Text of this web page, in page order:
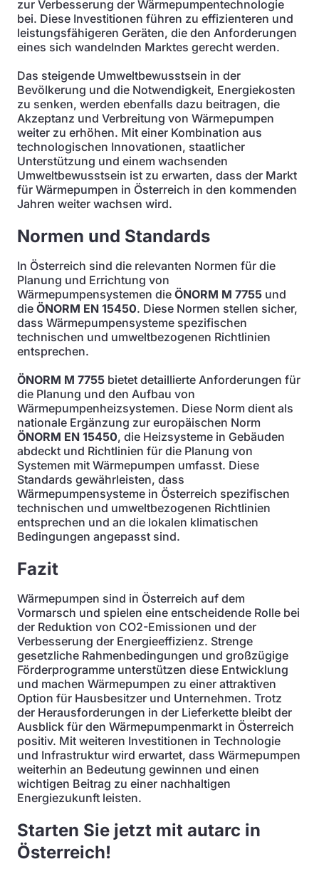
zur Verbesserung der Wärmepumpentechnologie
bei. Diese Investitionen führen zu effizienteren und
leistungsfähigeren Geräten, die den Anforderungen
eines sich wandelnden Marktes gerecht werden.
Das steigende Umweltbewusstsein in der
Bevölkerung und die Notwendigkeit, Energiekosten
zu senken, werden ebenfalls dazu beitragen, die
Akzeptanz und Verbreitung von Wärmepumpen
weiter zu erhöhen. Mit einer Kombination aus
technologischen Innovationen, staatlicher
Unterstützung und einem wachsenden
Umweltbewusstsein ist zu erwarten, dass der Markt
für Wärmepumpen in Österreich in den kommenden
Jahren weiter wachsen wird.
Normen und Standards
In Österreich sind die relevanten Normen für die
Planung und Errichtung von
Wärmepumpensystemen die ÖNORM M 7755 und
die ÖNORM EN 15450. Diese Normen stellen sicher,
dass Wärmepumpensysteme spezifischen
technischen und umweltbezogenen Richtlinien
entsprechen.
ÖNORM M 7755 bietet detaillierte Anforderungen für
die Planung und den Aufbau von
Wärmepumpenheizsystemen. Diese Norm dient als
nationale Ergänzung zur europäischen Norm
ÖNORM EN 15450, die Heizsysteme in Gebäuden
abdeckt und Richtlinien für die Planung von
Systemen mit Wärmepumpen umfasst. Diese
Standards gewährleisten, dass
Wärmepumpensysteme in Österreich spezifischen
technischen und umweltbezogenen Richtlinien
entsprechen und an die lokalen klimatischen
Bedingungen angepasst sind.
Fazit
Wärmepumpen sind in Österreich auf dem
Vormarsch und spielen eine entscheidende Rolle bei
der Reduktion von CO2-Emissionen und der
Verbesserung der Energieeffizienz. Strenge
gesetzliche Rahmenbedingungen und großzügige
Förderprogramme unterstützen diese Entwicklung
und machen Wärmepumpen zu einer attraktiven
Option für Hausbesitzer und Unternehmen. Trotz
der Herausforderungen in der Lieferkette bleibt der
Ausblick für den Wärmepumpenmarkt in Österreich
positiv. Mit weiteren Investitionen in Technologie
und Infrastruktur wird erwartet, dass Wärmepumpen
weiterhin an Bedeutung gewinnen und einen
wichtigen Beitrag zu einer nachhaltigen
Energiezukunft leisten.
Starten Sie jetzt mit autarc in
Österreich!